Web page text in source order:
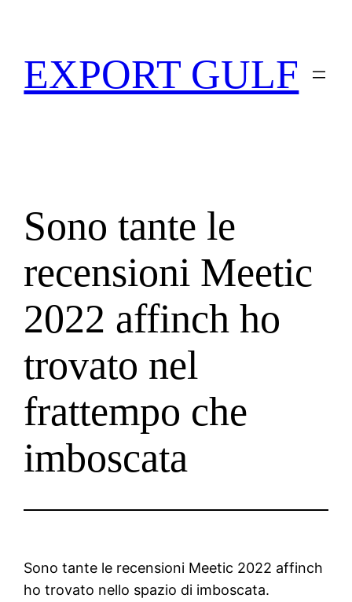
EXPORT GULF
Sono tante le
recensioni Meetic
2022 affinch ho
trovato nel
frattempo che
imboscata
Sono tante le recensioni Meetic 2022 affinch
ho trovato nello spazio di imboscata.